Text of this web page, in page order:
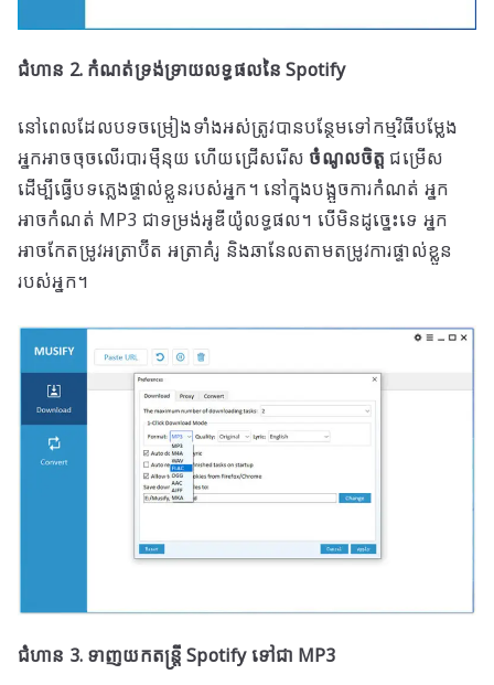
ជំហាន 2. កំណត់ទ្រង់ទ្រាយលទ្ធផលនៃ Spotify
នៅពេលដែលបទចម្រៀងទាំងអស់ត្រូវបានបន្ថែមទៅកម្មវិធីបម្លែង
អ្នកអាចចុចលើរបារម៉ឺនុយ ហើយជ្រើសរើស ចំណូលចិត្ត ជម្រើស
ដើម្បីធ្វើបទភ្លេងផ្ទាល់ខ្លួនរបស់អ្នក។ នៅក្នុងបង្អួចការកំណត់ អ្នក
អាចកំណត់ MP3 ជាទម្រង់អូឌីយ៉ូលទ្ធផល។ បើមិនដូច្នេះទេ អ្នក
អាចកែតម្រូវអត្រាប៊ីត អត្រាគំរូ និងឆានែលតាមតម្រូវការផ្ទាល់ខ្លួន
របស់អ្នក។
ជំហាន 3. ទាញយកតន្ត្រី Spotify ទៅជា MP3